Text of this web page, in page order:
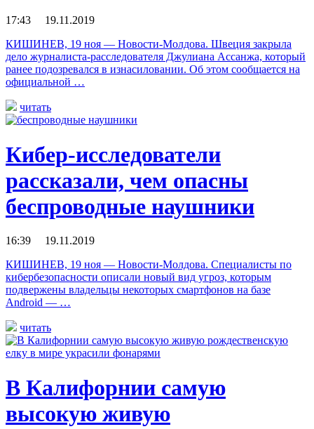
17:43 19.11.2019
КИШИНЕВ, 19 ноя — Новости-Молдова. Швеция закрыла
дело журналиста-расследователя Джулиана Ассанжа, который
ранее подозревался в изнасиловании. Об этом сообщается на
официальной …
читать
Кибер-исследователи
рассказали, чем опасны
беспроводные наушники
16:39 19.11.2019
КИШИНЕВ, 19 ноя — Новости-Молдова. Специалисты по
кибербезопасности описали новый вид угроз, которым
подвержены владельцы некоторых смартфонов на базе
Android — …
читать
В Калифорнии самую
высокую живую